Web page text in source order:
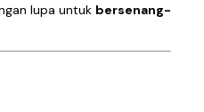
lupa untuk bersenang-